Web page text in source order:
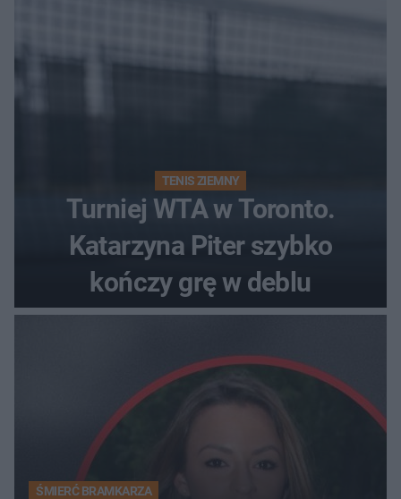
TENIS ZIEMNY
Turniej WTA w Toronto.
Katarzyna Piter szybko
kończy grę w deblu
ŚMIERĆ BRAMKARZA